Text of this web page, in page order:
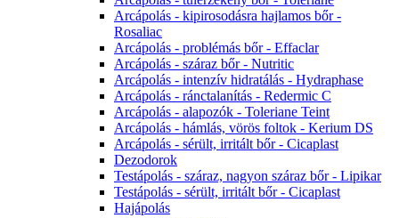
Arcápolás - kipirosodásra hajlamos bőr -
Rosaliac
Arcápolás - problémás bőr - Effaclar
Arcápolás - száraz bőr - Nutritic
Arcápolás - intenzív hidratálás - Hydraphase
Arcápolás - ránctalanítás - Redermic C
Arcápolás - alapozók - Toleriane Teint
Arcápolás - hámlás, vörös foltok - Kerium DS
Arcápolás - sérült, irritált bőr - Cicaplast
Dezodorok
Testápolás - száraz, nagyon száraz bőr - Lipikar
Testápolás - sérült, irritált bőr - Cicaplast
Hajápolás